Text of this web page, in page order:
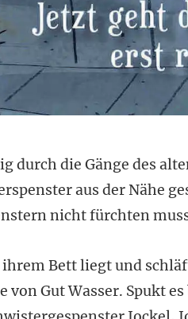
durch die Gänge des
aus der Nähe
nicht fürchten
Bett liegt und
von Gut Wasser. Spukt